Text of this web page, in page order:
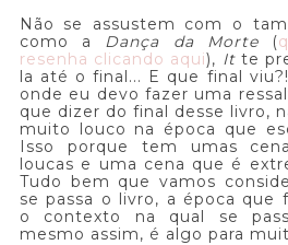
Não se assustem com o
como a Dança da Morte (
resenha clicando aqui), Itte
la até o final... E que final
onde eu devo fazer uma
que dizer do final desse livro,
muito louco na época que
Isso porque tem umas
loucas e uma cena que é
Tudo bem que vamos
se passa o livro, a época
o contexto na qual se
mesmo assim, é algo para